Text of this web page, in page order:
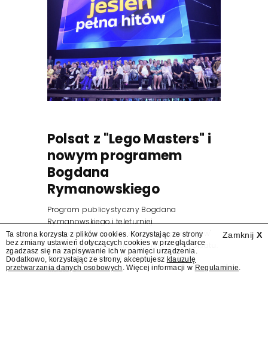
Polsat z "Lego Masters" i
nowym programem
Bogdana
Rymanowskiego
Program publicystyczny Bogdana
Rymanowskiego i teleturniej
muzyczny "Hitster. Muzyczna gra przebojów"
znajdą się wśród jesiennych nowości Polsatu.
Polsat przejmuje od TVN program "Lego
Masters".
Zamknij X
Ta strona korzysta z plików cookies. Korzystając ze strony
bez zmiany ustawień dotyczących cookies w przeglądarce
zgadzasz się na zapisywanie ich w pamięci urządzenia.
Dodatkowo, korzystając ze strony, akceptujesz klauzulę
przetwarzania danych osobowych . Więcej informacji w Regulaminie.